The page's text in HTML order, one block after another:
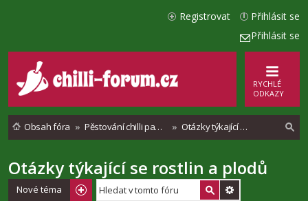
Přihlásit se
Přihlásit se
Registrovat
RYCHLÉ
ODKAZY
Obsah fóra Pěstování chilli paprik - Vše o chilli papričkách Otázky týkající se rostlin a plodů
Otázky týkající se rostlin a plodů
Nové téma